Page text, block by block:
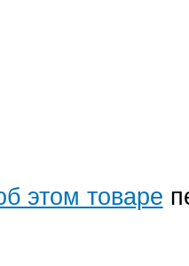
этом товаре